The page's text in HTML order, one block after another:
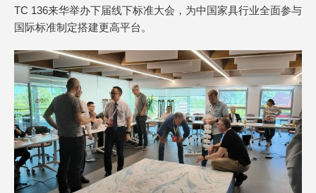
TC 136来华举办下届线下标准大会，为中国家具行业全面参与
国际标准制定搭建更高平台。